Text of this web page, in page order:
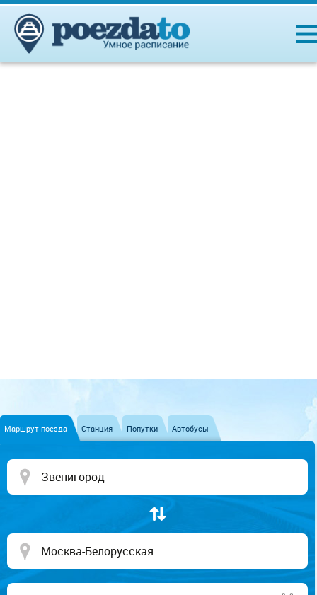
Маршрут поезда Станция Попутки Автобусы